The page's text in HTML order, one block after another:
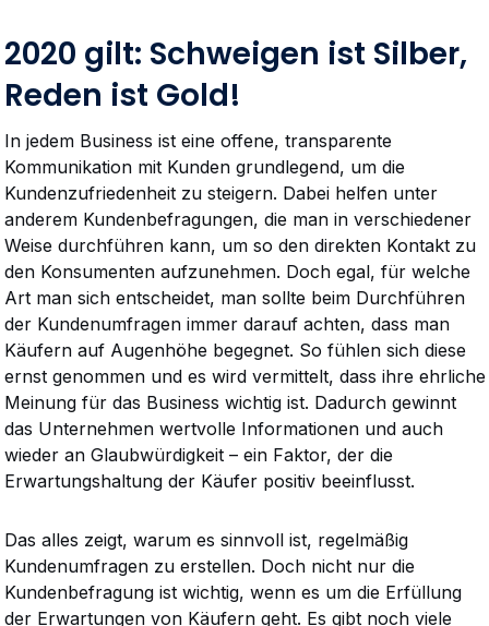
2020 gilt: Schweigen ist Silber,
Reden ist Gold!
In jedem Business ist eine offene, transparente
Kommunikation mit Kunden grundlegend, um die
Kundenzufriedenheit zu steigern. Dabei helfen unter
anderem Kundenbefragungen, die man in verschiedener
Weise durchführen kann, um so den direkten Kontakt zu
den Konsumenten aufzunehmen. Doch egal, für welche
Art man sich entscheidet, man sollte beim Durchführen
der Kundenumfragen immer darauf achten, dass man
Käufern auf Augenhöhe begegnet. So fühlen sich diese
ernst genommen und es wird vermittelt, dass ihre ehrliche
Meinung für das Business wichtig ist. Dadurch gewinnt
das Unternehmen wertvolle Informationen und auch
wieder an Glaubwürdigkeit – ein Faktor, der die
Erwartungshaltung der Käufer positiv beeinflusst.
Das alles zeigt, warum es sinnvoll ist, regelmäßig
Kundenumfragen zu erstellen. Doch nicht nur die
Kundenbefragung ist wichtig, wenn es um die Erfüllung
der Erwartungen von Käufern geht. Es gibt noch viele